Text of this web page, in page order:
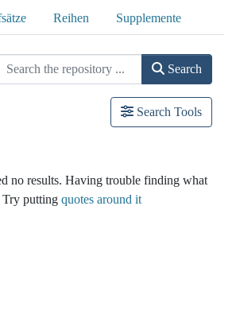
Reihen Supplemente
Search
Search Tools
no results. Having trouble finding what
putting quotes around it